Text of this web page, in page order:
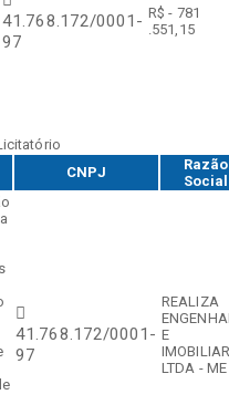
41.768.172/0001-
97
R$ - 781
.551,15
CNPJ
Razão
Social
41.768.172/0001-
97
REALIZA
E
LTDA - ME